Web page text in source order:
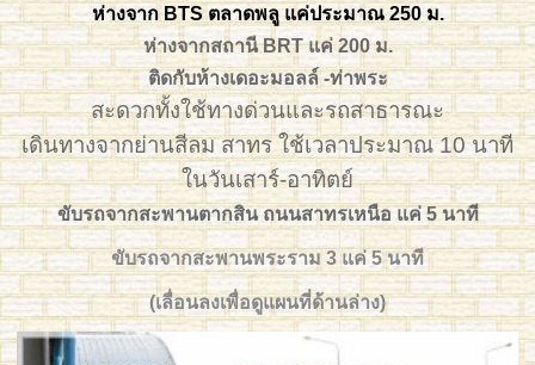
10348215_870970482935160_2034525066046298991_n
FC Front 5 edited
FC Class room No 1 edited
FC Front edited 2
FC Front 6 edited
ห่างจาก BTS ตลาดพลู แค่ประมาณ 250 ม.
ห่างจากสถานีBRT แค่ 200 ม.
ติดกับห้างเดอะมอลล์ -ท่าพระ
สะดวกทั้งใช้ทางด่วนและรถสาธารณะ
เดินทางจากย่านสีลม สาทร ใช้เวลาประมาณ 10 นาที
ในวันเสาร์-อาทิตย์
ขับรถจากสะพานตากสิน ถนนสาทรเหนือ แค่ 5 นาที
ขับรถจากสะพานพระราม 3 แค่ 5 นาที
(เลื่อนลงเพื่อดูแผนที่ด้านล่าง)